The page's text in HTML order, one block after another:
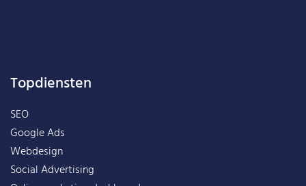
Topdiensten
SEO
Google Ads
Webdesign
Social Advertising